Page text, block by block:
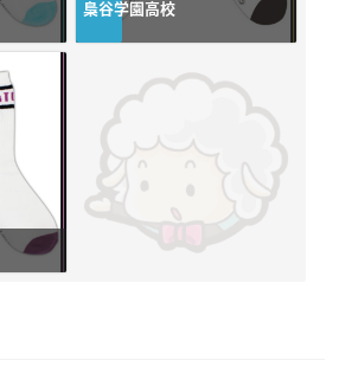
梟谷学園高校